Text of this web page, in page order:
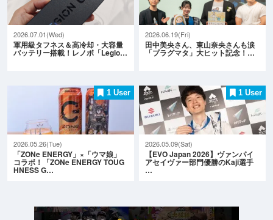
2026.07.01(Wed)
軍用級タフネス＆高冷却・大容量
バッテリー搭載！レノボ「Legio…
2026.06.19(Fri)
田中美央さん、東山奈央さんも涙
「プラグマタ」大ヒット記念！…
1 User
2026.05.26(Tue)
「ZONe ENERGY」×「ウマ娘」
コラボ！「ZONe ENERGY TOUG
HNESS G…
1 User
2026.05.09(Sat)
【EVO Japan 2026】ヴァンパイ
アセイヴァー部門優勝のKaji選手
…